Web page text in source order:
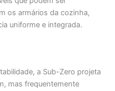
os armários da cozinha,
uniforme e integrada.
a Sub-Zero projeta
mas frequentemente